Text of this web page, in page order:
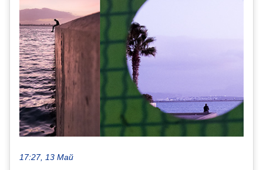
17:27, 13 Май